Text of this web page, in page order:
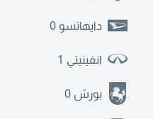
دايهاتسو 0
انفينيتي 1
بورش 0